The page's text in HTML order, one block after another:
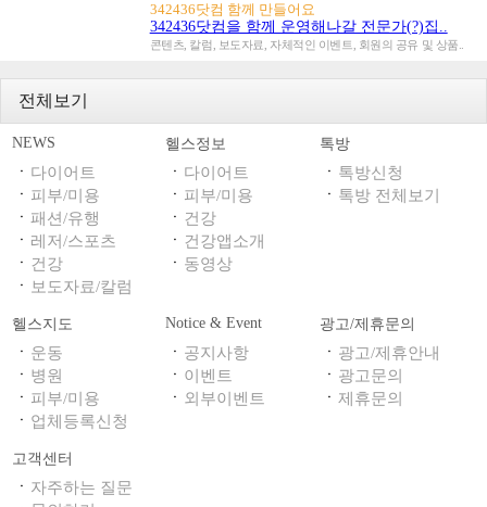
342436닷컴 함께 만들어요
342436닷컴을 함께 운영해나갈 전문가(?)집..
콘텐츠, 칼럼, 보도자료, 자체적인 이벤트, 회원의 공유 및 상품..
전체보기
NEWS
ㆍ 다이어트
ㆍ 피부/미용
ㆍ패션/유행
ㆍ 레저/스포츠
ㆍ 건강
ㆍ 보도자료/칼럼
헬스정보
ㆍ 다이어트
ㆍ 피부/미용
ㆍ 건강
ㆍ 건강앱소개
ㆍ 동영상
톡방
ㆍ 톡방신청
ㆍ 톡방 전체보기
헬스지도
ㆍ 운동
ㆍ 병원
ㆍ 피부/미용
ㆍ 업체등록신청
Notice & Event
ㆍ 공지사항
ㆍ 이벤트
ㆍ 외부이벤트
광고/제휴문의
ㆍ 광고/제휴안내
ㆍ 광고문의
ㆍ제휴문의
고객센터
ㆍ 자주하는 질문